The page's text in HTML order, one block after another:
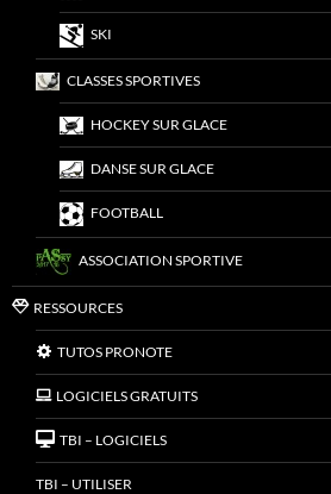
SKI
CLASSES SPORTIVES
HOCKEY SUR GLACE
DANSE SUR GLACE
FOOTBALL
ASSOCIATION SPORTIVE
RESSOURCES
TUTOS PRONOTE
LOGICIELS GRATUITS
TBI – LOGICIELS
TBI – UTILISER